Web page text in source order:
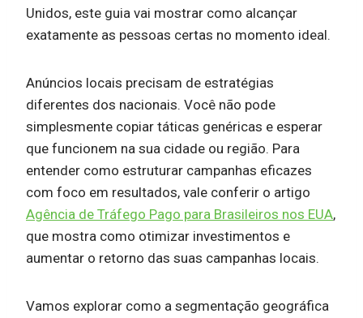
Unidos, este guia vai mostrar como alcançar
exatamente as pessoas certas no momento ideal.
Anúncios locais precisam de estratégias
diferentes dos nacionais. Você não pode
simplesmente copiar táticas genéricas e esperar
que funcionem na sua cidade ou região. Para
entender como estruturar campanhas eficazes
com foco em resultados, vale conferir o artigo
Agência de Tráfego Pago para Brasileiros nos EUA,
que mostra como otimizar investimentos e
aumentar o retorno das suas campanhas locais.
Vamos explorar como a segmentação geográfica